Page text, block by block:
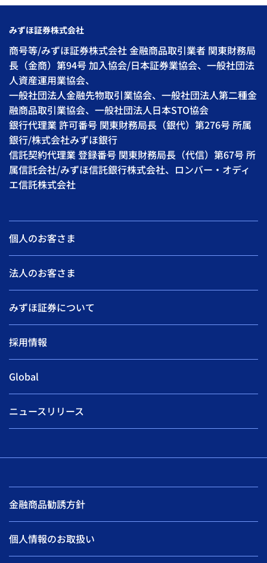
みずほ証券株式会社
商号等/みずほ証券株式会社 金融商品取引業者 関東財務局
長（金商）第94号 加入協会/日本証券業協会、一般社団法
人資産運用業協会、
一般社団法人金融先物取引業協会、一般社団法人第二種金
融商品取引業協会、一般社団法人日本STO協会
銀行代理業 許可番号 関東財務局長（銀代）第276号 所属
銀行/株式会社みずほ銀行
信託契約代理業 登録番号 関東財務局長（代信）第67号 所
属信託会社/みずほ信託銀行株式会社、ロンバー・オディ
エ信託株式会社
個人のお客さま
法人のお客さま
みずほ証券について
採用情報
Global
ニュースリリース
金融商品勧誘方針
個人情報のお取扱い